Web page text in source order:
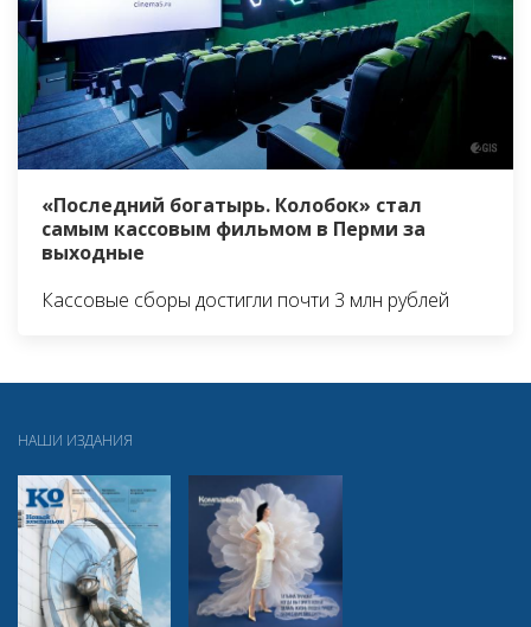
«Последний богатырь. Колобок» стал
самым кассовым фильмом в Перми за
выходные
Кассовые сборы достигли почти 3 млн рублей
НАШИ ИЗДАНИЯ